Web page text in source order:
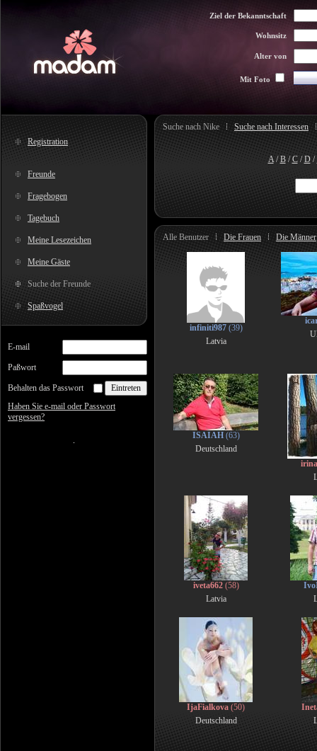
Ziel der Bekanntschaft
Wohnsitz
Alter von
Mit Foto
Registration
Freunde
Fragebogen
Tagebuch
Meine Lesezeichen
Meine Gäste
Suche der Freunde
Spaßvogel
E-mail
Paßwort
Behalten das Passwort
Haben Sie e-mail oder Passwort
vergessen?
Suche nach Nike Suche nach Interessen
A/B/C/D/
Alle Benutzer Die Frauen Die Männer
infiniti987(39)
Latvia
ISAIAH(63)
Deutschland
iveta662(58)
Latvia
IjaFialkova (50)
Deutschland